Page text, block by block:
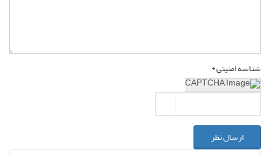
شناسه امنیتی *
ارسال نظر